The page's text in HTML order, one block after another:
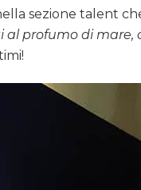
sezione talent
al profumo di mare,